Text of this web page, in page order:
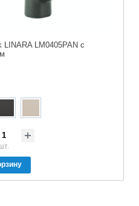
LM0405PAN с